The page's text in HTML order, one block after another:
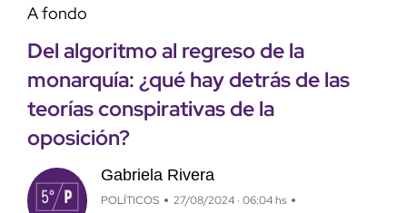
A fondo
Del algoritmo al regreso de la
monarquía: ¿qué hay detrás de las
teorías conspirativas de la
oposición?
Gabriela Rivera
POLÍTICOS 27/08/2024 · 06:04 hs